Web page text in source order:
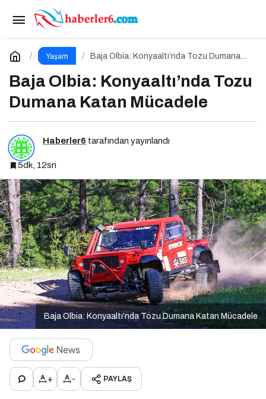
Yaşam
Baja Olbia: Konyaaltı’nda Tozu Dumana
Baja Olbia: Konyaaltı’nda Tozu
Dumana Katan Mücadele
Haberler6 tarafından yayınlandı
5dk, 12sn
Baja Olbia: Konyaaltı’nda Tozu Dumana Katan Mücadele
+ - PAYLAŞ
Corendon Tahtalı Run to Sky Şampiyonlarını
SeçtiYorum Yap